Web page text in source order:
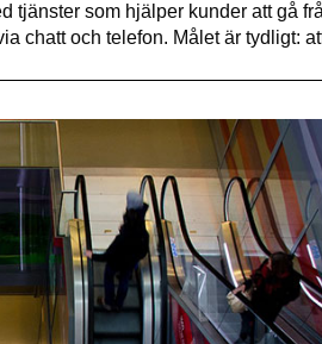
tjänster som hjälper kunder att gå
chatt och telefon. Målet är tydligt: